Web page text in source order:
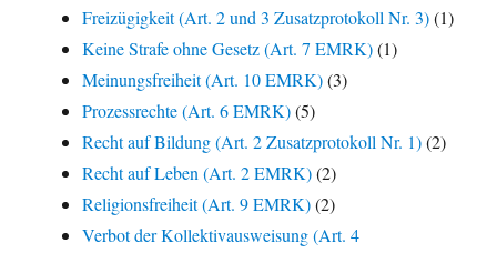
Freizügigkeit (Art. 2 und 3 Zusatzprotokoll Nr. 3)(1)
Keine Strafe ohne Gesetz (Art. 7 EMRK)(1)
Meinungsfreiheit (Art. 10 EMRK)(3)
Prozessrechte (Art. 6 EMRK)(5)
Recht auf Bildung (Art. 2 Zusatzprotokoll Nr. 1)(2)
Recht auf Leben (Art. 2 EMRK)(2)
Religionsfreiheit (Art. 9 EMRK)(2)
Verbot der Kollektivausweisung (Art. 4